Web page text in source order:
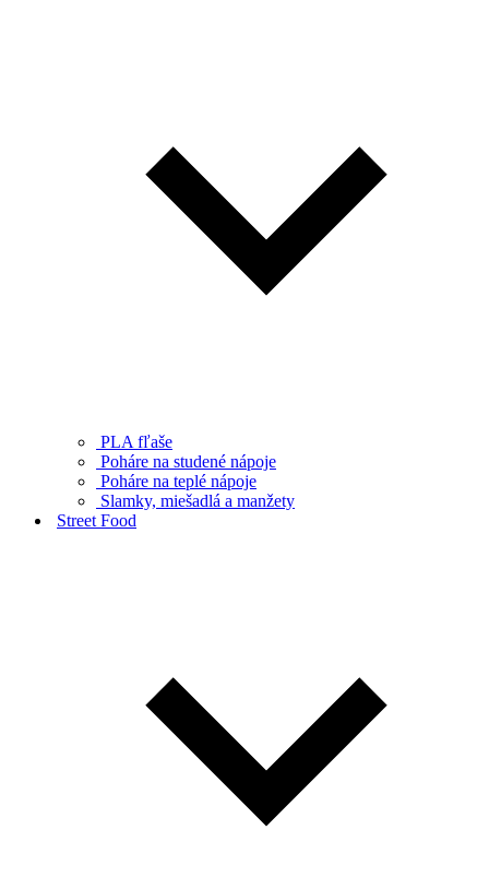
PLA fľaše
Poháre na studené nápoje
Poháre na teplé nápoje
Slamky, miešadlá a manžety
Street Food